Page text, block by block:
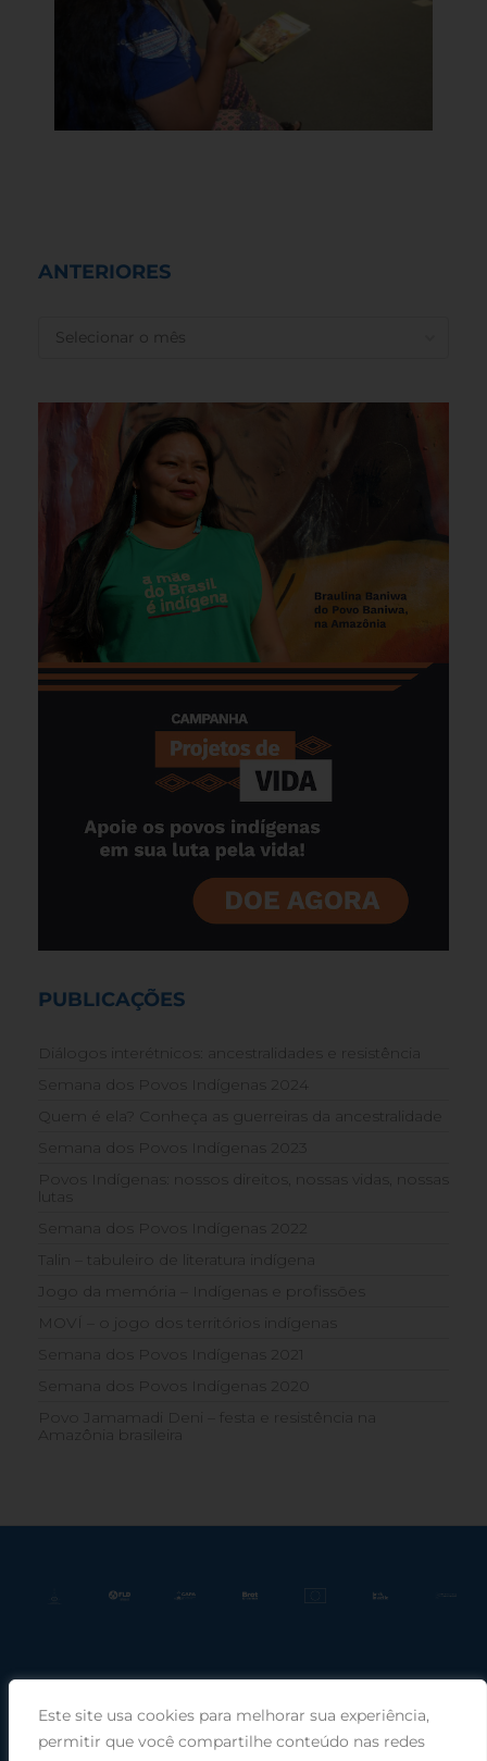
Este site usa cookies para melhorar sua experiência,
permitir que você compartilhe conteúdo nas redes
ANTERIORES
PUBLICAÇÕES
Diálogos interétnicos: ancestralidades e resistência
Semana dos Povos Indígenas 2024
Quem é ela? Conheça as guerreiras da ancestralidade
Semana dos Povos Indígenas 2023
Povos Indígenas: nossos direitos, nossas vidas, nossas
lutas
Semana dos Povos Indígenas 2022
Talin – tabuleiro de literatura indígena
Jogo da memória – Indígenas e profissões
MOVÍ – o jogo dos territórios indígenas
Semana dos Povos Indígenas 2021
Semana dos Povos Indígenas 2020
Povo Jamamadi Deni – festa e resistência na
Amazônia brasileira
Praça Rui Barbosa, 220, sala 66, Porto Alegre, RS, 90030-100 |